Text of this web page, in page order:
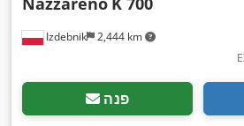
Izdebnik 2,444 km
פנה